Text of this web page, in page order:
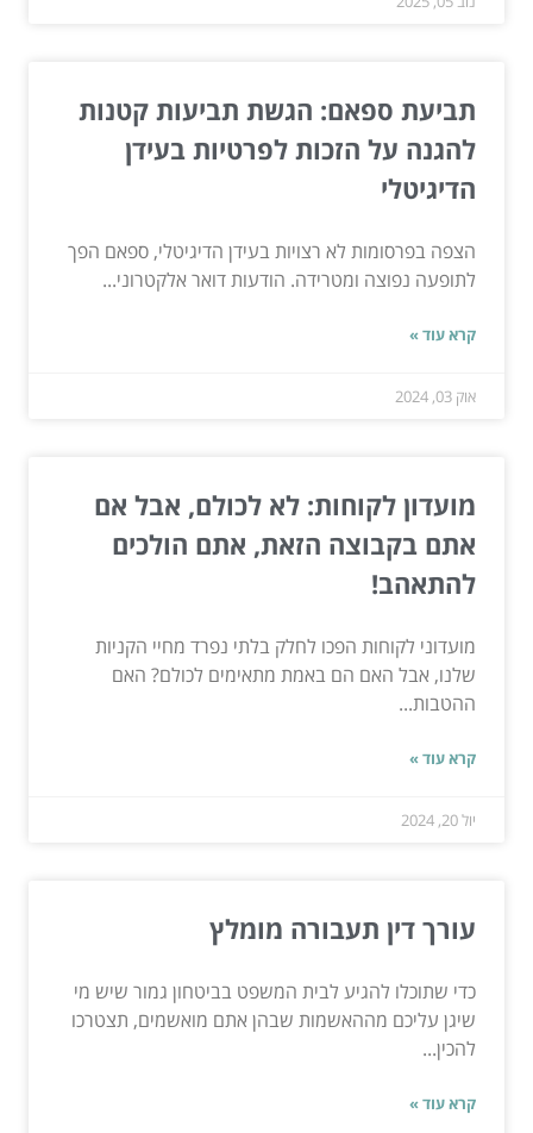
תביעת ספאם: הגשת תביעות קטנות
להגנה על הזכות לפרטיות בעידן
הדיגיטלי
הצפה בפרסומות לא רצויות בעידן הדיגיטלי, ספאם הפך
לתופעה נפוצה ומטרידה. הודעות דואר אלקטרוני...
קרא עוד »
אוק 03, 2024
מועדון לקוחות: לא לכולם, אבל אם
אתם בקבוצה הזאת, אתם הולכים
להתאהב!
מועדוני לקוחות הפכו לחלק בלתי נפרד מחיי הקניות
שלנו, אבל האם הם באמת מתאימים לכולם? האם
ההטבות...
קרא עוד »
יול 20, 2024
עורך דין תעבורה מומלץ
כדי שתוכלו להגיע לבית המשפט בביטחון גמור שיש מי
שיגן עליכם מההאשמות שבהן אתם מואשמים, תצטרכו
להכין...
קרא עוד »